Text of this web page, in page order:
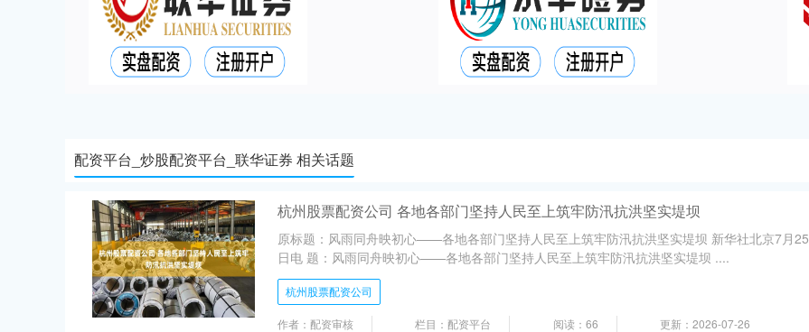
配资平台_炒股配资平台_联华证券 相关话题
杭州股票配资公司 各地各部门坚持人民至上筑牢防汛抗洪坚实堤坝
原标题：风雨同舟映初心——各地各部门坚持人民至上筑牢防汛抗洪坚实堤坝 新华社北京7月25
日电 题：风雨同舟映初心——各地各部门坚持人民至上筑牢防汛抗洪坚实堤坝 ....
杭州股票配资公司
作者：配资审核 栏目：配资平台 阅读：66 更新：2026-07-26